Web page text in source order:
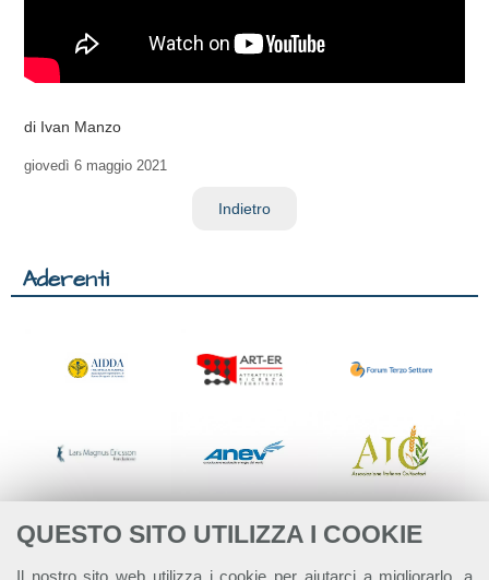
QUESTO SITO UTILIZZA I COOKIE
Il nostro sito web utilizza i cookie per aiutarci a migliorarlo, a
di Ivan Manzo
giovedì 6 maggio 2021
Indietro
Aderenti